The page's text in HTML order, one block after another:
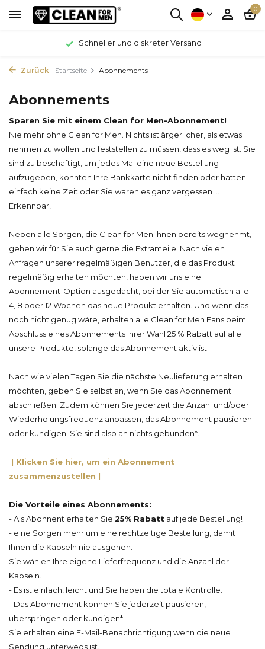
0
Schneller und diskreter Versand
Zurück Startseite Abonnements
Abonnements
Sparen Sie mit einem Clean for Men-Abonnement!
Nie mehr ohne Clean for Men. Nichts ist ärgerlicher, als etwas
nehmen zu wollen und feststellen zu müssen, dass es weg ist. Sie
sind zu beschäftigt, um jedes Mal eine neue Bestellung
aufzugeben, konnten Ihre Bankkarte nicht finden oder hatten
einfach keine Zeit oder Sie waren es ganz vergessen ...
Erkennbar!
Neben alle Sorgen, die Clean for Men Ihnen bereits wegnehmt,
gehen wir für Sie auch gerne die Extrameile. Nach vielen
Anfragen unserer regelmäßigen Benutzer, die das Produkt
regelmäßig erhalten möchten, haben wir uns eine
Abonnement-Option ausgedacht, bei der Sie automatisch alle
4, 8 oder 12 Wochen das neue Produkt erhalten. Und wenn das
noch nicht genug wäre, erhalten alle Clean for Men Fans beim
Abschluss eines Abonnements ihrer Wahl 25 % Rabatt auf alle
unsere Produkte, solange das Abonnement aktiv ist
Nach wie vielen Tagen Sie die nächste Neulieferung erhalten
möchten, geben Sie selbst an, wenn Sie das Abonnement
abschließen. Zudem können Sie jederzeit die Anzahl und/oder
Wiederholungsfrequenz anpassen, das Abonnement pausieren
oder kündigen. Sie sind also an nichts gebunden*.
| Klicken Sie hier, um ein Abonnement
zusammenzustellen |
Die Vorteile eines Abonnements:
- Als Abonnent erhalten Sie 25% Rabatt auf jede Bestellung!
- eine Sorgen mehr um eine rechtzeitige Bestellung, damit
Ihnen die Kapseln nie ausgehen.
Sie wählen Ihre eigene Lieferfrequenz und die Anzahl der
Kapseln.
- Es ist einfach, leicht und Sie haben die totale Kontrolle.
- Das Abonnement können Sie jederzeit pausieren,
überspringen oder kündigen*.
Sie erhalten eine E-Mail-Benachrichtigung wenn die neue
Sendung unterwegs ist.